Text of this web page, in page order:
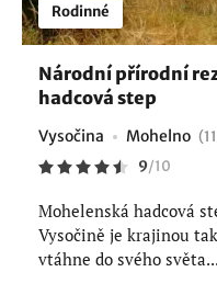
Rodinné
Národní přírodní
hadcová step
Vysočina Mohelno
9/10
Mohelenská hadcová
Vysočině je krajinou
vtáhne do svého